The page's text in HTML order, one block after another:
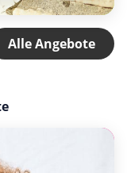
Alle Angebote